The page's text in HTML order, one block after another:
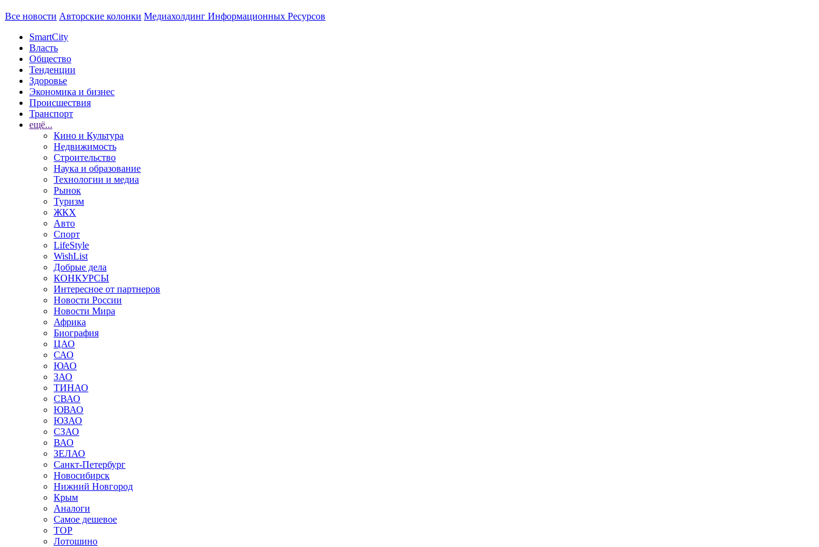
Все новости Авторские колонки Медиахолдинг Информационных Ресурсов
SmartCity
Власть
Общество
Тенденции
Здоровье
Экономика и бизнес
Происшествия
Транспорт
ещё...
Кино и Культура
Недвижимость
Строительство
Наука и образование
Технологии и медиа
Рынок
Туризм
ЖКХ
Авто
Спорт
LifeStyle
WishList
Добрые дела
КОНКУРСЫ
Интересное от партнеров
Новости России
Новости Мира
Африка
Биография
ЦАО
САО
ЮАО
ЗАО
ТИНАО
СВАО
ЮВАО
ЮЗАО
СЗАО
ВАО
ЗЕЛАО
Санкт-Петербург
Новосибирск
Нижний Новгород
Крым
Аналоги
Самое дешевое
TOP
Лотошино